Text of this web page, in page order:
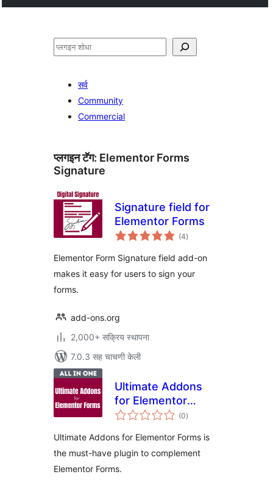
शोधा
सर्व
Community
Commercial
प्लगइन टॅग: Elementor Forms
Signature
Signature field for
Elementor Forms
(4एकूण
मूल्यांकन
)
Elementor Form Signature field add-on
makes it easy for users to sign your
forms.
add-ons.org
2,000+ सक्रिय स्थापना
7.0.3 सह चाचणी केली
Ultimate Addons
for Elementor
Forms
(0एकूण
मूल्यांकन
)
Ultimate Addons for Elementor Forms is
the must-have plugin to complement
Elementor Forms.